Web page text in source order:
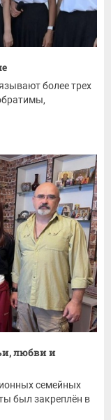
более трех
любви и
семейных
был закреплён в